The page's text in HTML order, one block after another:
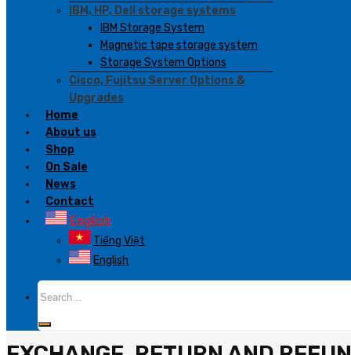
IBM, HP, Dell storage systems
IBM Storage System
Magnetic tape storage system
Storage System Options
Cisco, Fujitsu Server Options &
Upgrades
Home
About us
Shop
On Sale
News
Contact
English
Tiếng Việt
English